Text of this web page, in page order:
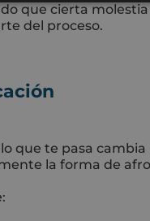
que cierta
del proceso.
que te pasa cambia
la forma de